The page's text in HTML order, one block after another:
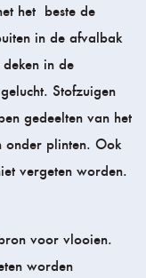
het beste de
in de afvalbak
in de
Stofzuigen
gedeelten van het
onder plinten. Ook
vergeten worden.
voor vlooien.
worden